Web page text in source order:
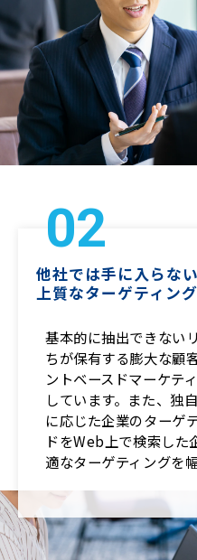
02
他社では手に入らない
上質なターゲティン
基本的に抽出できない
ちが保有する膨大な顧
ントベースドマーケテ
しています。また、独
に応じた企業のターゲ
ドをWeb上で検索した
適なターゲティングを